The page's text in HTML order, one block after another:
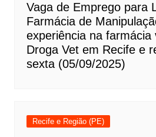
Vaga de Emprego para
Farmácia de
experiência na farmácia
Droga Vet em Recife e
sexta (05/09/2025)
Recife e Região (PE)